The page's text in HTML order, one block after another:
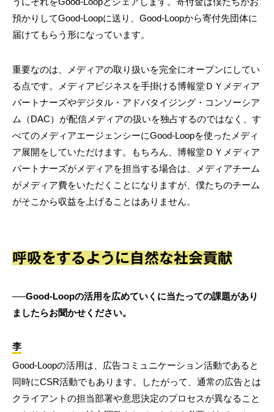
預かりしてGood-Loopに送り、Good-Loopから寄付先団体に
届けてもらう形になっています。
重要なのは、メディアの取り扱いを完全にオープンにしてい
る点です。メディアビジネスを手掛ける博報堂ＤＹメディア
パートナーズやデジタル・アドバタイジング・コンソーシア
ム（DAC）が配信メディアの扱いを独占するのではなく、す
べてのメディアエージェンシーにGood-Loopを使ったメディ
ア展開をしていただけます。もちろん、博報堂ＤＹメディア
パートナーズがメディアを担当する場合は、メディアチーム
がメディア費をいただくことになりますが、僕たちのチーム
がそこから収益を上げることはありません。
呼吸をするように自然な社会貢献
──Good-Loopの活用を広めていくに当たっての課題があり
ましたらお聞かせください。
李
Good-Loopの活用は、広告コミュニケーション活動であると
同時にCSR活動でもあります。したがって、通常の広告とは
クライアントの担当部署や意思決定のプロセスが異なること